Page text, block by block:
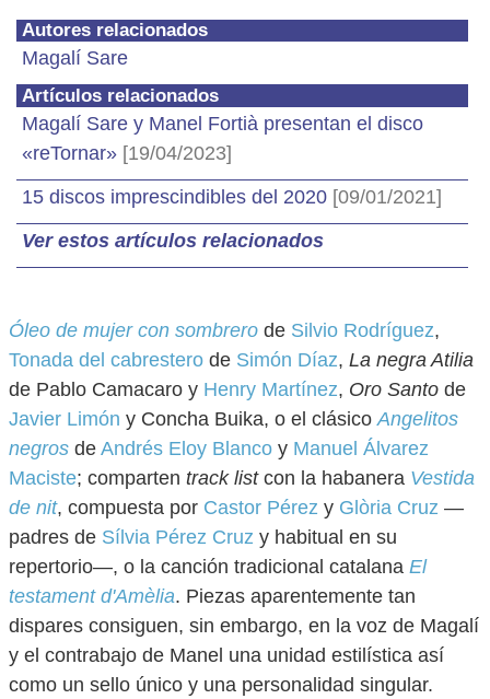
Autores relacionados
Magalí Sare
Artículos relacionados
Magalí Sare y Manel Fortià presentan el disco
«reTornar» [19/04/2023]
15 discos imprescindibles del 2020 [09/01/2021]
Ver estos artículos relacionados
Óleo de mujer con sombrero de Silvio Rodríguez,
Tonada del cabrestero de Simón Díaz, La negra Atilia
de Pablo Camacaro y Henry Martínez, Oro Santo de
Javier Limón y Concha Buika, o el clásicoAngelitos
negros de Andrés Eloy Blanco y Manuel Álvarez
Maciste; comparten track listcon la habanera Vestida
de nit, compuesta por Castor Pérez y Glòria Cruz —
padres de Sílvia Pérez Cruz y habitual en su
repertorio—, o la canción tradicional catalana El
testament d'Amèlia. Piezas aparentemente tan
dispares consiguen, sin embargo, en la voz de Magalí
y el contrabajo de Manel una unidad estilística así
como un sello único y una personalidad singular.